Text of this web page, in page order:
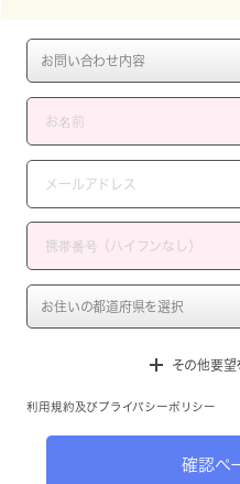
その他要望
利用規約 及び プライバシーポリシー
確認ペ